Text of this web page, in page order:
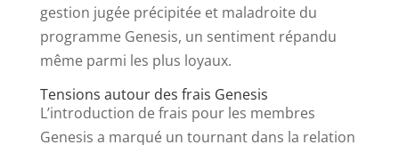
gestion jugée précipitée et maladroite du
programme Genesis, un sentiment répandu
même parmi les plus loyaux.
Tensions autour des frais Genesis
L’introduction de frais pour les membres
Genesis a marqué un tournant dans la relation